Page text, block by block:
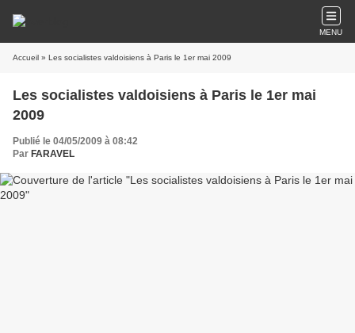
MENU
Accueil » Les socialistes valdoisiens à Paris le 1er mai 2009
Les socialistes valdoisiens à Paris le 1er mai
2009
Publié le 04/05/2009 à 08:42
Par FARAVEL